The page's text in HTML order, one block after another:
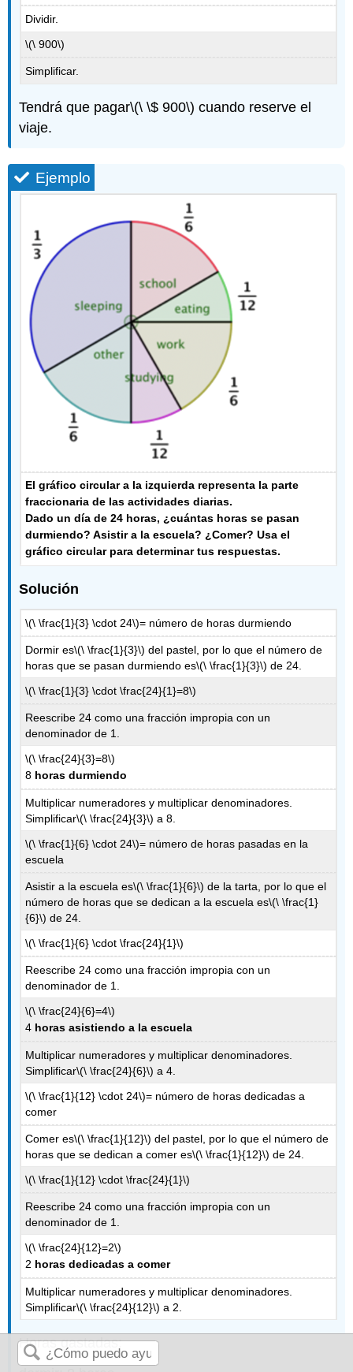
Dividir.
\(\ 900\)
Simplificar.
Tendrá que pagar\(\ \$ 900\) cuando reserve el
viaje.
Ejemplo
El gráfico circular a la izquierda representa la parte
fraccionaria de las actividades diarias.
Dado un día de 24 horas, ¿cuántas horas se pasan
durmiendo? Asistir a la escuela? ¿Comer? Usa el
gráfico circular para determinar tus respuestas.
Solución
\(\ \frac{1}{3} \cdot 24\)= número de horas durmiendo
Dormir es\(\ \frac{1}{3}\) del pastel, por lo que el número de
horas que se pasan durmiendo es\(\ \frac{1}{3}\) de 24.
\(\ \frac{1}{3} \cdot \frac{24}{1}=8\)
Reescribe 24 como una fracción impropia con un
denominador de 1.
\(\ \frac{24}{3}=8\)
8 horas durmiendo
Multiplicar numeradores y multiplicar denominadores.
Simplificar\(\ \frac{24}{3}\) a 8.
\(\ \frac{1}{6} \cdot 24\)= número de horas pasadas en la
escuela
Asistir a la escuela es\(\ \frac{1}{6}\) de la tarta, por lo que el
número de horas que se dedican a la escuela es\(\ \frac{1}
{6}\) de 24.
\(\ \frac{1}{6} \cdot \frac{24}{1}\)
Reescribe 24 como una fracción impropia con un
denominador de 1.
\(\ \frac{24}{6}=4\)
4 horas asistiendo a la escuela
Multiplicar numeradores y multiplicar denominadores.
Simplificar\(\ \frac{24}{6}\) a 4.
\(\ \frac{1}{12} \cdot 24\)= número de horas dedicadas a
comer
Comer es\(\ \frac{1}{12}\) del pastel, por lo que el número de
horas que se dedican a comer es\(\ \frac{1}{12}\) de 24.
\(\ \frac{1}{12} \cdot \frac{24}{1}\)
Reescribe 24 como una fracción impropia con un
denominador de 1.
\(\ \frac{24}{12}=2\)
2 horas dedicadas a comer
Multiplicar numeradores y multiplicar denominadores.
Simplificar\(\ \frac{24}{12}\) a 2.
Horas gastadas: